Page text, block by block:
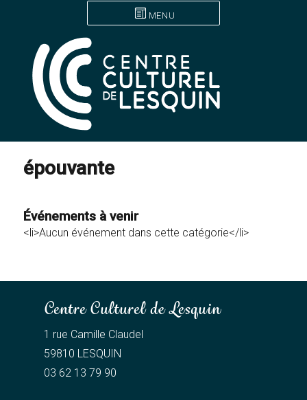
MENU
épouvante
Événements à venir
<li>Aucun événement dans cette catégorie</li>
Centre Culturel de Lesquin
1 rue Camille Claudel
59810 LESQUIN
03 62 13 79 90